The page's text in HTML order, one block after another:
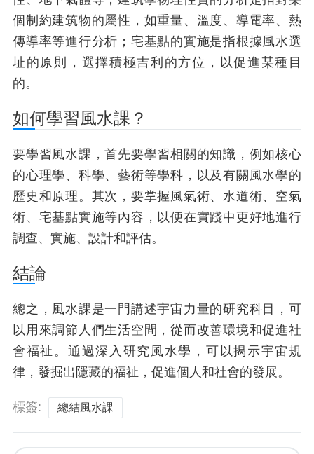
個制約建筑物的屬性，如重量、溫度、導電率、熱
傳導率等進行分析；宅基點的實施是指根據風水選
址的原則，選擇積極吉利的方位，以促進某種目
的。
如何學習風水課？
要學習風水課，首先要學習相關的知識，例如核心
的心理學、科學、藝術等學科，以及有關風水學的
歷史和原理。其次，要掌握風氣術、水道術、空氣
術、宅基點實施等內容，以便在實踐中更好地進行
調查、實施、設計和評估。
結論
總之，風水課是一門講述宇宙力量的研究科目，可
以用來調節人們生活空間，從而改善環境和促進社
會福祉。通過深入研究風水學，可以揭示宇宙規
律，發掘出隱藏的福祉，促進個人和社會的發展。
標簽: 總結風水課